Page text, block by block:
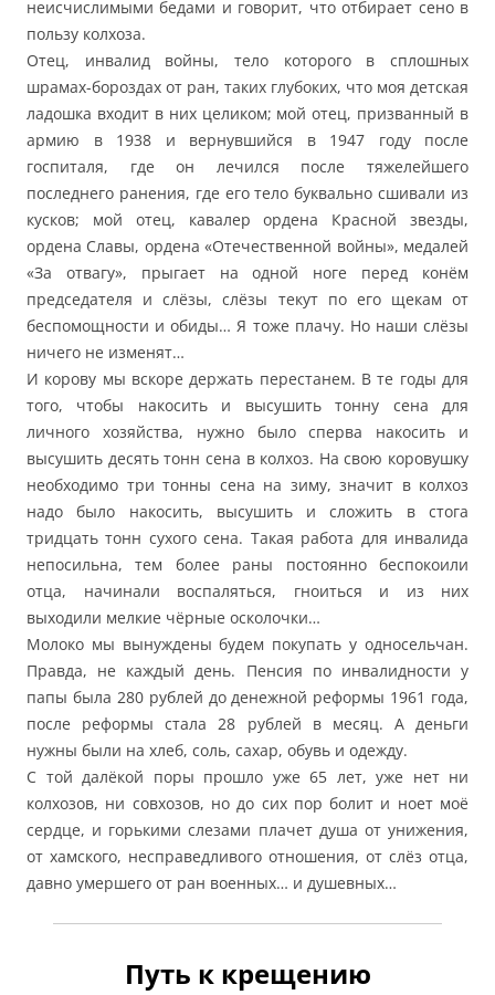
неисчислимыми бедами и говорит, что отбирает сено в
пользу колхоза.
Отец, инвалид войны, тело которого в сплошных
шрамах-бороздах от ран, таких глубоких, что моя детская
ладошка входит в них целиком; мой отец, призванный в
армию в 1938 и вернувшийся в 1947 году после
госпиталя, где он лечился после тяжелейшего
последнего ранения, где его тело буквально сшивали из
кусков; мой отец, кавалер ордена Красной звезды,
ордена Славы, ордена «Отечественной войны», медалей
«За отвагу», прыгает на одной ноге перед конём
председателя и слёзы, слёзы текут по его щекам от
беспомощности и обиды… Я тоже плачу. Но наши слёзы
ничего не изменят…
И корову мы вскоре держать перестанем. В те годы для
того, чтобы накосить и высушить тонну сена для
личного хозяйства, нужно было сперва накосить и
высушить десять тонн сена в колхоз. На свою коровушку
необходимо три тонны сена на зиму, значит в колхоз
надо было накосить, высушить и сложить в стога
тридцать тонн сухого сена. Такая работа для инвалида
непосильна, тем более раны постоянно беспокоили
отца, начинали воспаляться, гноиться и из них
выходили мелкие чёрные осколочки…
Молоко мы вынуждены будем покупать у односельчан.
Правда, не каждый день. Пенсия по инвалидности у
папы была 280 рублей до денежной реформы 1961 года,
после реформы стала 28 рублей в месяц. А деньги
нужны были на хлеб, соль, сахар, обувь и одежду.
С той далёкой поры прошло уже 65 лет, уже нет ни
колхозов, ни совхозов, но до сих пор болит и ноет моё
сердце, и горькими слезами плачет душа от унижения,
от хамского, несправедливого отношения, от слёз отца,
давно умершего от ран военных… и душевных…
Путь к крещению